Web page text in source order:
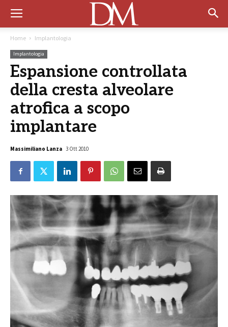
Home Implantologia
Implantologia
Espansione controllata
della cresta alveolare
atrofica a scopo
implantare
Massimiliano Lanza 3 Ott 2010